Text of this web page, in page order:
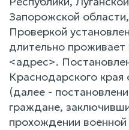
Запорожской
Проверкой
длительно
<адрес>.
Краснодарского
(далее -
граждане,
прохождении